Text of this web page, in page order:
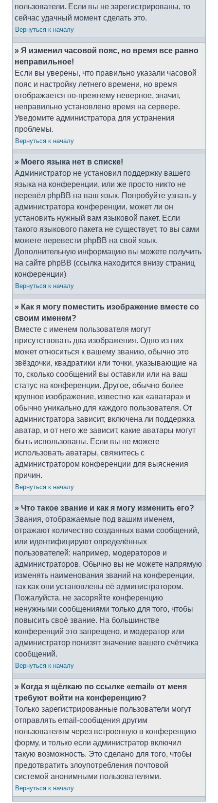
пользователи. Если вы не зарегистрированы, то
сейчас удачный момент сделать это.
Вернуться к началу
» Я изменил часовой пояс, но время все равно
неправильное!
Если вы уверены, что правильно указали часовой
пояс и настройку летнего времени, но время
отображается по-прежнему неверное, значит,
неправильно установлено время на сервере.
Уведомите администратора для устранения
проблемы.
Вернуться к началу
» Моего языка нет в списке!
Администратор не установил поддержку вашего
языка на конференции, или же просто никто не
перевёл phpBB на ваш язык. Попробуйте узнать у
администратора конференции, может ли он
установить нужный вам языковой пакет. Если
такого языкового пакета не существует, то вы сами
можете перевести phpBB на свой язык.
Дополнительную информацию вы можете получить
на сайте phpBB (ссылка находится внизу страниц
конференции)
Вернуться к началу
» Как я могу поместить изображение вместе со
своим именем?
Вместе с именем пользователя могут
присутствовать два изображения. Одно из них
может относиться к вашему званию, обычно это
звёздочки, квадратики или точки, указывающие на
то, сколько сообщений вы оставили или на ваш
статус на конференции. Другое, обычно более
крупное изображение, известно как «аватара» и
обычно уникально для каждого пользователя. От
администратора зависит, включена ли поддержка
аватар, и от него же зависит, какие аватары могут
быть использованы. Если вы не можете
использовать аватары, свяжитесь с
администратором конференции для выяснения
причин.
Вернуться к началу
» Что такое звание и как я могу изменить его?
Звания, отображаемые под вашим именем,
отражают количество созданных вами сообщений,
или идентифицируют определённых
пользователей: например, модераторов и
администраторов. Обычно вы не можете напрямую
изменять наименования званий на конференции,
так как они установлены её администратором.
Пожалуйста, не засоряйте конференцию
ненужными сообщениями только для того, чтобы
повысить своё звание. На большинстве
конференций это запрещено, и модератор или
администратор понизят значение вашего счётчика
сообщений.
Вернуться к началу
» Когда я щёлкаю по ссылке «email» от меня
требуют войти на конференцию?
Только зарегистрированные пользователи могут
отправлять email-сообщения другим
пользователям через встроенную в конференцию
форму, и только если администратор включил
такую возможность. Это сделано для того, чтобы
предотвратить злоупотребления почтовой
системой анонимными пользователями.
Вернуться к началу